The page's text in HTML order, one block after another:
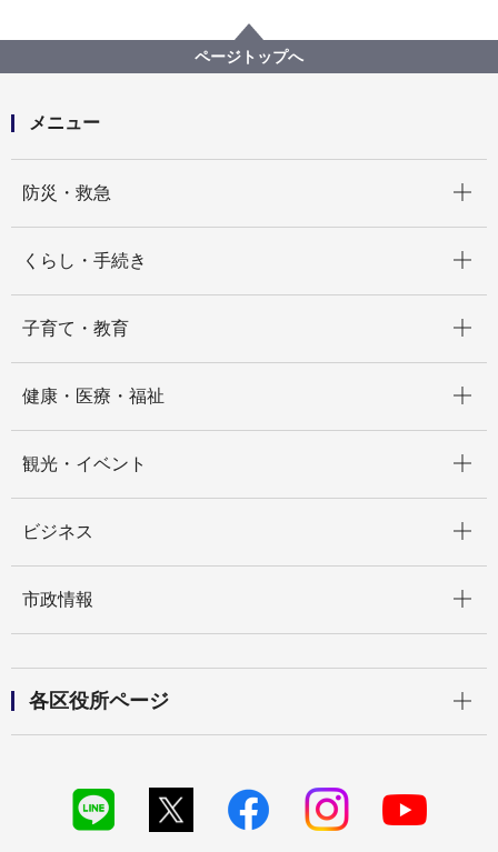
軽井沢中学校の地域防災拠点開設・運営訓練で避難所
受付のデジタル化に向けた実証実験を実施します！
ページトップへ
メニュー
防災・救急
くらし・手続き
子育て・教育
健康・医療・福祉
観光・イベント
ビジネス
市政情報
各区役所ページ